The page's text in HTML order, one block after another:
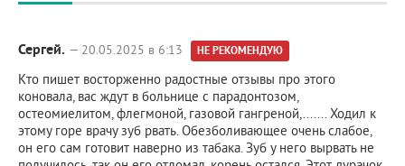
Сергей. — 20.05.2025 в 6:13 НЕ РЕКОМЕНДУЮ
Кто пишет восторженно радостные отзывы про этого
коновала, вас ждут в больнице с парадонтозом,
остеомиелитом, флегмоной, газовой гангреной,....... Ходил к
этому горе врачу зуб рвать. Обезболивающее очень слабое,
он его сам готовит наверно из табака. Зуб у него вырвать не